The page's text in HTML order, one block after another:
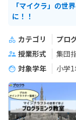
「マイクラ」の世
に！！
カテゴリ プロ
授業形式
集団
対象学年
小学